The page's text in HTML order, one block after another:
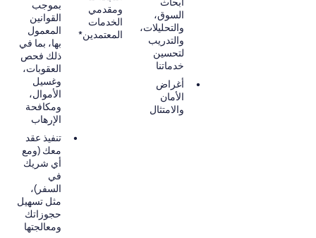
السوق،
والتحليلات،
والتدريب
لتحسين
خدماتنا
أغراض
الأمان
والامتثال
ومقدمي
الخدمات
المعتمدين*
بموجب
القوانين
المعمول
بها، بما في
ذلك فحص
العقوبات،
وغسيل
الأموال،
ومكافحة
الإرهاب
تنفيذ عقد
معك (ومع
أي شريك
في
السفر)،
مثل تسهيل
حجوزاتك
ومعالجتها